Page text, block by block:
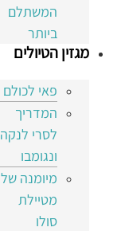
המשתלם
ביותר
מגזין הטיולים
פאי לכולם
המדריך
לסרי לנקה
ונגומבו
מיומנה של
מטיילת
סולו